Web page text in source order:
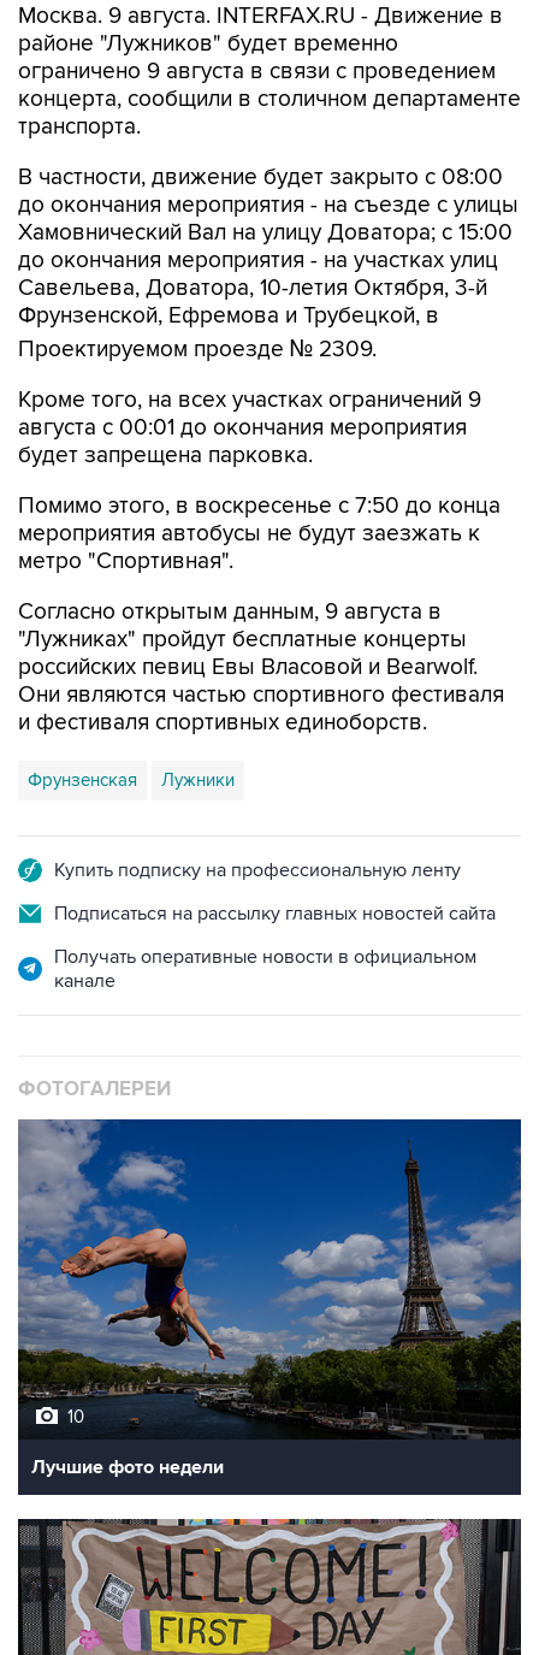
ограничено 9 августа в связи с проведением
концерта, сообщили в столичном департаменте
транспорта.
В частности, движение будет закрыто с 08:00
Хамовнический Вал на улицу Доватора; с 15:00
до окончания мероприятия - на участках улиц
Савельева, Доватора, 10-летия Октября, 3-й
Фрунзенской, Ефремова и Трубецкой, в
Проектируемом проезде № 2309.
Кроме того, на всех участках ограничений 9
будет запрещена парковка.
Помимо этого, в воскресенье с 7:50 до конца
метро "Спортивная".
Согласно открытым данным, 9 августа в
российских певиц Евы Власовой и Bearwolf.
Они являются частью спортивного фестиваля
и фестиваля спортивных единоборств.
Фрунзенская Лужники
Подписаться на рассылку главных новостей сайта
Получать оперативные новости в официальном
10
Лучшие фото недели